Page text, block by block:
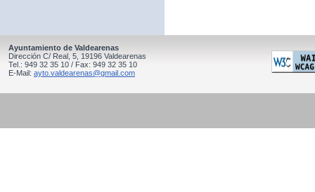
Ayuntamiento de Valdearenas
Dirección C/ Real, 5, 19196 Valdearenas
Tel.: 949 32 35 10 / Fax: 949 32 35 10
E-Mail: ayto.valdearenas@gmail.com